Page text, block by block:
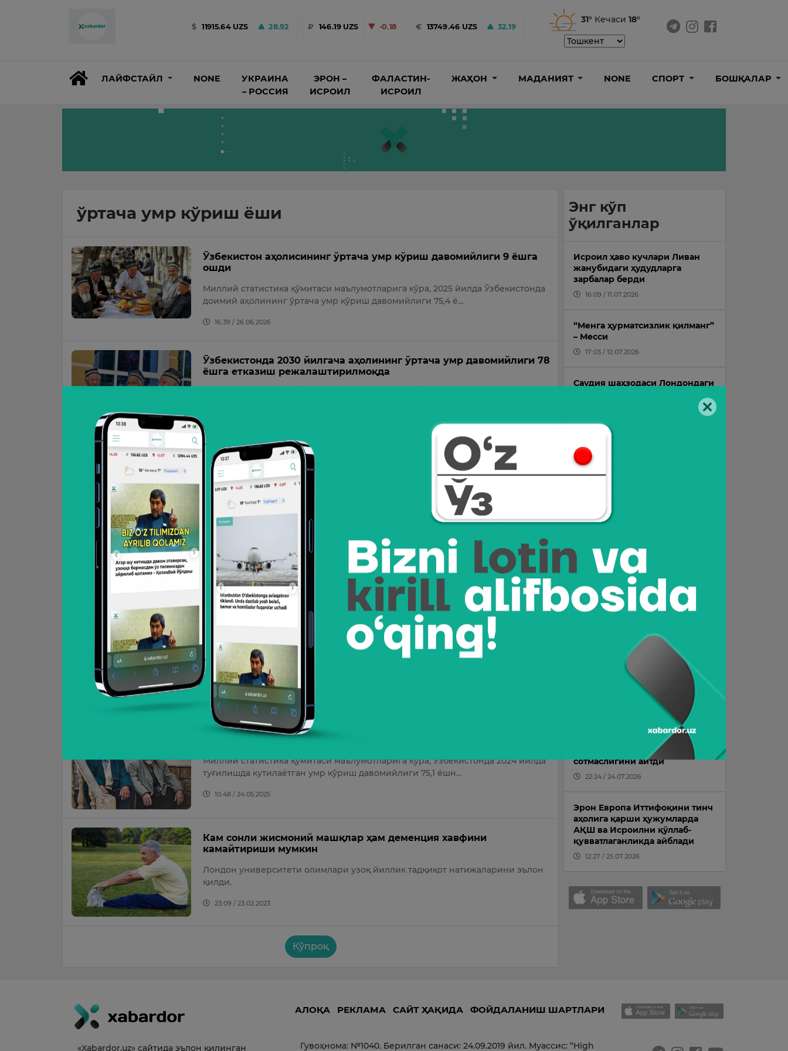
$ 11915.64 UZS 28.92 ₽ 146.19 UZS -0.18 € 13749.46 UZS 32.19
31° Кечаси 18°
ЛАЙФСТАЙЛ NONE
УКРАИНА
– РОССИЯ
ЭРОН –
ИСРОИЛ
ФАЛАСТИН-
ИСРОИЛ
ЖАҲОН МАДАНИЯТ NONE СПОРТ БОШҚАЛАР
ўртача умр кўриш ёши
Ўзбекистон аҳолисининг ўртача умр кўриш давомийлиги 9 ёшга
ошди
Миллий статистика қўмитаси маълумотларига кўра, 2025 йилда Ўзбекистонда
доимий аҳолининг ўртача умр кўриш давомийлиги 75,4 ё…
16:39 / 26.06.2026
Ўзбекистонда 2030 йилгача аҳолининг ўртача умр давомийлиги 78
ёшга етказиш режалаштирилмоқда
Япония узоқ умр кўриш бўйича рекордни янгилади
Бундан аввалги юқори кўрсаткичлар ҳам айнан кунчиқар юрт вакилларига
тегишли эди
22:45 / 27.07.2025
“Қалпоқ” юмористик жамоаси актёри ҳаётдан кўз юмди
Бу ҳақда жамоа асосчиси Раҳмонали Суропов маълум қилди
18:29 / 13.07.2025
Ўзбекистонликлар ўртача неча йил умр кўрмоқда?
Миллий статистика қўмитаси маълумотларига кўра, Ўзбекистонда 2024 йилда
туғилишда кутилаётган умр кўриш давомийлиги 75,1 ёшн…
10:48 / 24.05.2025
Кам сонли жисмоний машқлар ҳам деменция хавфини
камайтириши мумкин
Лондон университети олимлари узоқ йиллик тадқиқот натижаларини эълон
қилди.
23:09 / 23.02.2023
Кўпроқ
Энг кўп
ўқилганлар
Исроил ҳаво кучлари Ливан
жанубидаги ҳудудларга
зарбалар берди
16:09 / 11.07.2026
“Менга ҳурматсизлик қилманг”
– Месси
17:03 / 12.07.2026
Саудия шаҳзодаси Лондондаги
баллари тасдиқланди
14:52 / 09.07.2026
ғолиблиги учун тахминларни
янгилади
“Ланс” Ҳусановни қандай
кашф этгани маълум бўлди
17:05 / 08.07.2026
15:49 / 19.07.2026
Рубио: “АҚШ Украинадаги
можарони ҳал қила оладиган
Трамп АҚШ Украинага қурол
сотмаслигини айтди
22:24 / 24.07.2026
Эрон Европа Иттифоқини тинч
аҳолига қарши ҳужумларда
АҚШ ва Исроилни қўллаб-
қувватлаганликда айблади
12:27 / 25.07.2026
«Xabardor.uz» сайтида эълон қилинган
АЛОҚА РЕКЛАМА САЙТ ҲАҚИДА ФОЙДАЛАНИШ ШАРТЛАРИ
Гувоҳнома: №1040. Берилган санаси: 24.09.2019 йил. Муассис: “High